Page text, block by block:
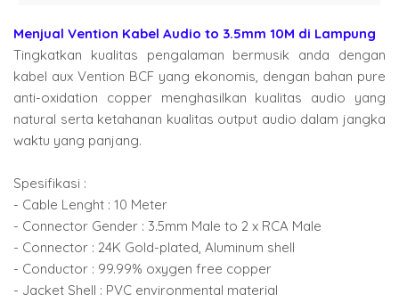
Menjual Vention Kabel Audio to 3.5mm 10M di Lampung
Tingkatkan kualitas pengalaman bermusik anda dengan
kabel aux Vention BCF yang ekonomis, dengan bahan pure
anti-oxidation copper menghasilkan kualitas audio yang
natural serta ketahanan kualitas output audio dalam jangka
waktu yang panjang.
Spesifikasi :
- Cable Lenght : 10 Meter
- Connector Gender : 3.5mm Male to 2 x RCA Male
- Connector : 24K Gold-plated, Aluminum shell
- Conductor : 99.99% oxygen free copper
- Jacket Shell : PVC environmental material